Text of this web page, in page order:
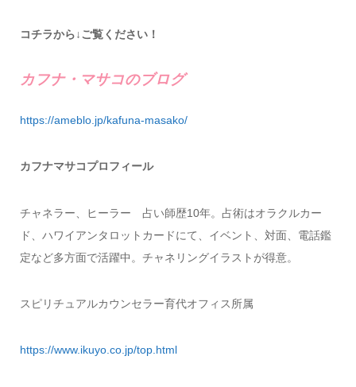
コチラから↓ご覧ください！
カフナ・マサコのブログ
https://ameblo.jp/kafuna-masako/
カフナマサコプロフィール
チャネラー、ヒーラー 占い師歴10年。占術はオラクルカー
ド、ハワイアンタロットカードにて、イベント、対面、電話鑑
定など多方面で活躍中。チャネリングイラストが得意。
スピリチュアルカウンセラー育代オフィス所属
https://www.ikuyo.co.jp/top.html